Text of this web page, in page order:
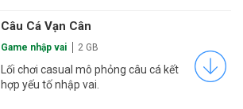
Câu Cá Vạn Cân
Game nhập vai 2 GB
Lối chơi casual mô phỏng câu cá kết
hợp yếu tố nhập vai.